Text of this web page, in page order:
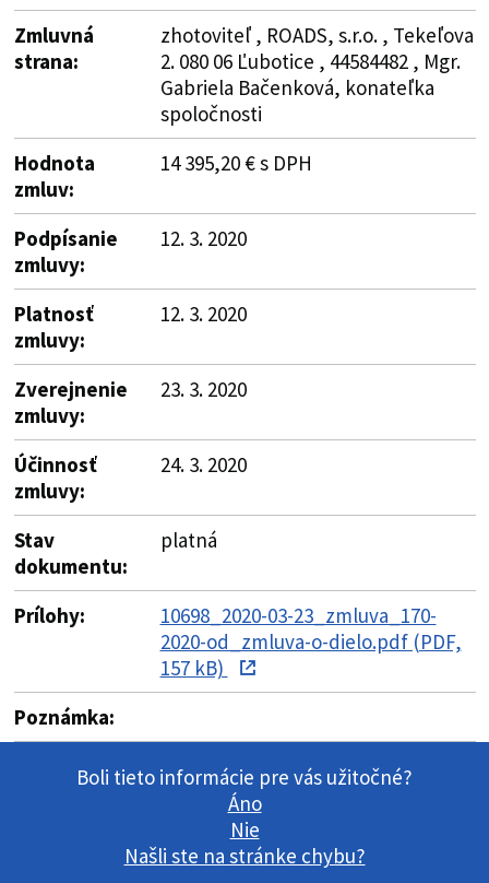
Zmluvná
strana:
zhotoviteľ , ROADS, s.r.o. , Tekeľova
2. 080 06 Ľubotice , 44584482 , Mgr.
Gabriela Bačenková, konateľka
spoločnosti
Hodnota
zmluv:
14 395,20 € s DPH
Podpísanie
zmluvy:
12. 3. 2020
Platnosť
zmluvy:
12. 3. 2020
Zverejnenie
zmluvy:
23. 3. 2020
Účinnosť
zmluvy:
24. 3. 2020
Stav
dokumentu:
platná
Prílohy:
10698_2020-03-23_zmluva_170-
2020-od_zmluva-o-dielo.pdf (PDF,
157 kB)
Poznámka:
Boli tieto informácie pre vás užitočné?
Áno
Nie
Našli ste na stránke chybu?